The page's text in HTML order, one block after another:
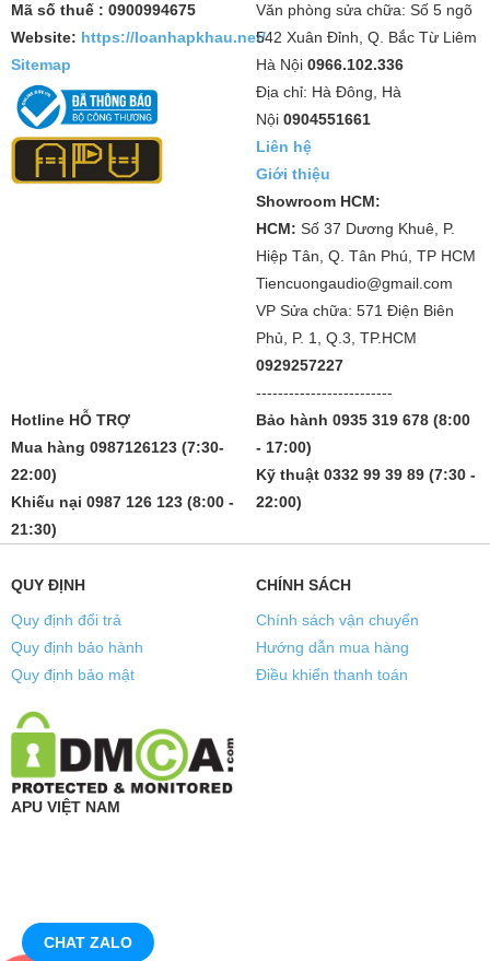
Mã số thuế : 0900994675
Website: https://loanhapkhau.net/
Sitemap
Văn phòng sửa chữa: Số 5 ngõ
542 Xuân Đỉnh, Q. Bắc Từ Liêm
Hà Nội 0966.102.336
Địa chỉ: Hà Đông, Hà
Nội 0904551661
Liên hệ
Giới thiệu
Showroom HCM:
HCM: Số 37 Dương Khuê, P.
Hiệp Tân, Q. Tân Phú, TP HCM
Tiencuongaudio@gmail.com
VP Sửa chữa: 571 Điện Biên
Phủ, P. 1, Q.3, TP.HCM
0929257227
-------------------------
Hotline HỖ TRỢ
Mua hàng 0987126123 (7:30-
22:00)
Khiếu nại 0987 126 123 (8:00 -
21:30)
Bảo hành 0935 319 678 (8:00
- 17:00)
Kỹ thuật 0332 99 39 89 (7:30 -
22:00)
QUY ĐỊNH
Quy định đổi trả
Quy định bảo hành
Quy định bảo mật
CHÍNH SÁCH
Chính sách vận chuyển
Hướng dẫn mua hàng
Điều khiển thanh toán
APU VIỆT NAM
CHAT ZALO